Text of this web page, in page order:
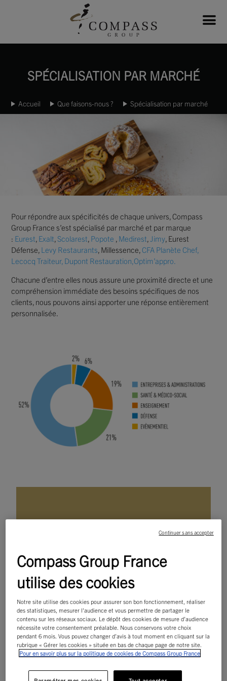
SPÉCIALISATION PAR MARCHÉ
Accueil Que faisons-nous ? Spécialisation par marché
Pour répondre aux spécificités de chaque univers, Compass
Group France s’est spécialisé par marché et par marque
: Eurest, Exalt,Scolarest, Popote , Medirest,Jimy, Eurest
Défense, Levy Restaurants, Millessence,CFA Planète Chef,
Lecocq Traiteur, Dupont Restauration,Optim’appro.
Chacune d’entre elles nous assure une proximité directe et une
compréhension immédiate des besoins spécifiques de nos
clients, nous pouvons ainsi apporter une réponse entièrement
personnalisée.
fonction de votre
activité
Compass Group France
utilise des cookies
Notre site utilise des cookies pour assurer son bon fonctionnement, réaliser
des statistiques, mesurer l'audience et vous permettre de partager le
contenu sur les réseaux sociaux. Le dépôt des cookies de mesure d’audience
nécessite votre consentement préalable. Nous conservons votre choix
pendant 6 mois. Vous pouvez changer d’avis à tout moment en cliquant sur la
rubrique « Gérer les cookies » située en bas de chaque page de notre site.
Pour en savoir plus sur la politique de cookies de Compass Group France
Continuer sans accepter